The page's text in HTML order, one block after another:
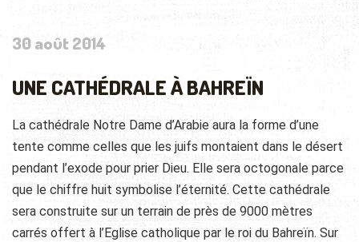
30 août 2014
UNE CATHÉDRALE À BAHREÏN
La cathédrale Notre Dame d’Arabie aura la forme d’une
tente comme celles que les juifs montaient dans le désert
pendant l’exode pour prier Dieu. Elle sera octogonale parce
que le chiffre huit symbolise l’éternité. Cette cathédrale
sera construite sur un terrain de près de 9000 mètres
carrés offert à l’Eglise catholique par le roi du Bahreïn. Sur